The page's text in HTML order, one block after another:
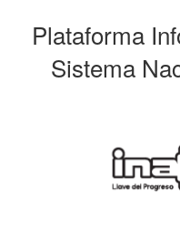
Plataforma
Sistema